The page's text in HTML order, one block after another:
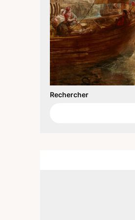
Rechercher